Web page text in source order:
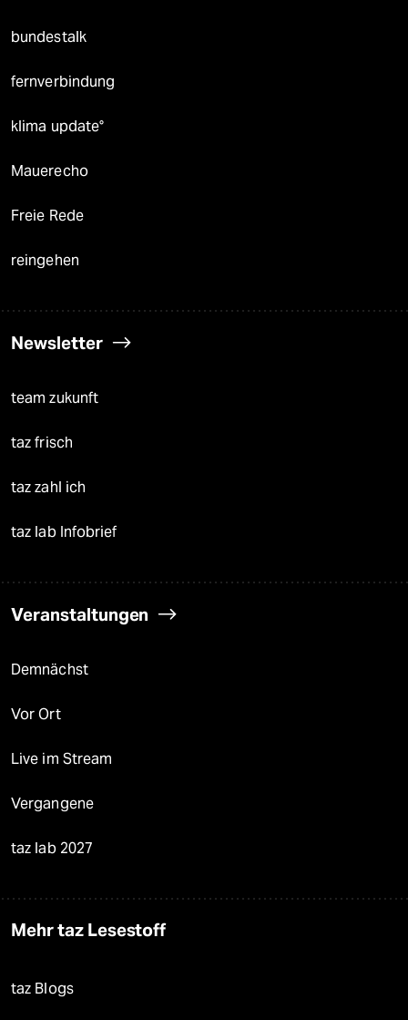
bundestalk
fernverbindung
klima update°
Mauerecho
Freie Rede
reingehen
Newsletter
team zukunft
taz frisch
taz zahl ich
taz lab Infobrief
Veranstaltungen
Demnächst
Vor Ort
Live im Stream
Vergangene
taz lab 2027
Mehr taz Lesestoff
taz Blogs